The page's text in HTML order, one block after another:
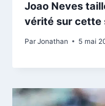
Joao Neves
vérité sur cette
ParJonathan 5 mai